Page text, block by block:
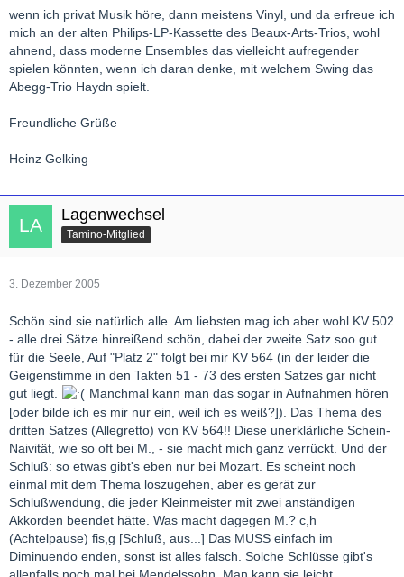
wenn ich privat Musik höre, dann meistens Vinyl, und da erfreue ich
mich an der alten Philips-LP-Kassette des Beaux-Arts-Trios, wohl
ahnend, dass moderne Ensembles das vielleicht aufregender
spielen könnten, wenn ich daran denke, mit welchem Swing das
Abegg-Trio Haydn spielt.
Freundliche Grüße
Heinz Gelking
Lagenwechsel
Tamino-Mitglied
3. Dezember 2005
Schön sind sie natürlich alle. Am liebsten mag ich aber wohl KV 502
- alle drei Sätze hinreißend schön, dabei der zweite Satz soo gut
für die Seele, Auf "Platz 2" folgt bei mir KV 564 (in der leider die
Geigenstimme in den Takten 51 - 73 des ersten Satzes gar nicht
gut liegt.
Manchmal kann man das sogar in Aufnahmen hören
[oder bilde ich es mir nur ein, weil ich es weiß?]). Das Thema des
dritten Satzes (Allegretto) von KV 564!! Diese unerklärliche Schein-
Naivität, wie so oft bei M., - sie macht mich ganz verrückt. Und der
Schluß: so etwas gibt's eben nur bei Mozart. Es scheint noch
einmal mit dem Thema loszugehen, aber es gerät zur
Schlußwendung, die jeder Kleinmeister mit zwei anständigen
Akkorden beendet hätte. Was macht dagegen M.? c,h
(Achtelpause) fis,g [Schluß, aus...] Das MUSS einfach im
Diminuendo enden, sonst ist alles falsch. Solche Schlüsse gibt's